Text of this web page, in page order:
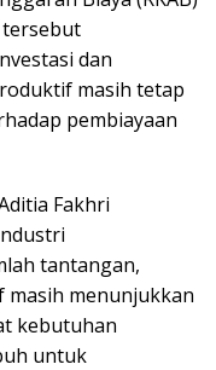
tersebut
dan
masih tetap
pembiayaan
Fakhri
tantangan,
menunjukkan
kebutuhan
untuk